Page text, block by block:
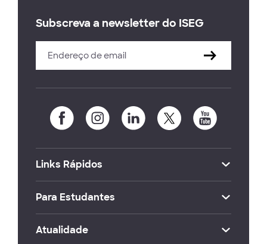
Subscreva a newsletter do ISEG
Links Rápidos
Para Estudantes
Atualidade